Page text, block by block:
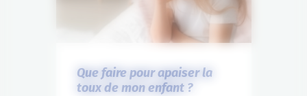
Que faire pour apaiser la
toux de mon enfant ?